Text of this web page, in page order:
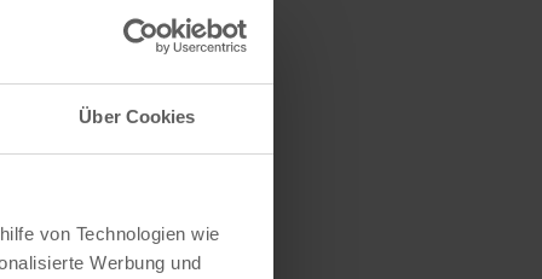
Über Cookies
von Technologien wie
Werbung und
herausfinden
(oder einen Teil